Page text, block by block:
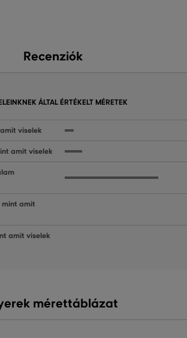
Recenziók
ÁLTAL ÉRTÉKELT MÉRETEK
viselek
amit viselek
mint amit
amit viselek
mérettáblázat